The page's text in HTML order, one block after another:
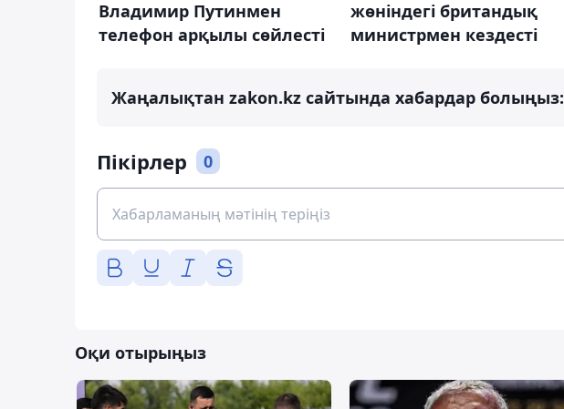
Владимир Путинмен
телефон арқылы сөйлесті
жөніндегі британдық
министрмен кездесті
Жаңалықтан zakon.kz сайтында хабардар болыңыз:
Пікірлер 0
Оқи отырыңыз